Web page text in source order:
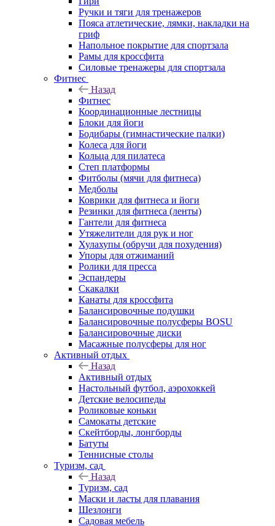
Ручки и тяги для тренажеров
Пояса атлетические, лямки, накладки на
гриф
Напольное покрытие для спортзала
Рамы для кроссфита
Силовые тренажеры для спортзала
Фитнес
Назад
Фитнес
Координационные лестницы
Блоки для йоги
Бодибары (гимнастические палки)
Колеса для йоги
Кольца для пилатеса
Степ платформы
Фитболы (мячи для фитнеса)
Медболы
Коврики для фитнеса и йоги
Резинки для фитнеса (ленты)
Гантели для фитнеса
Утяжелители для рук и ног
Хулахупы (обручи для похудения)
Упоры для отжиманий
Ролики для пресса
Эспандеры
Скакалки
Канаты для кроссфита
Балансировочные подушки
Балансировочные полусферы BOSU
Балансировочные диски
Масажные полусферы для ног
Активный отдых
Назад
Активный отдых
Настольный футбол, аэрохоккей
Детские велосипеды
Роликовые коньки
Самокаты детские
Скейтборды, лонгборды
Батуты
Теннисные столы
Туризм, сад
Назад
Туризм, сад
Маски и ласты для плавания
Шезлонги
Садовая мебель